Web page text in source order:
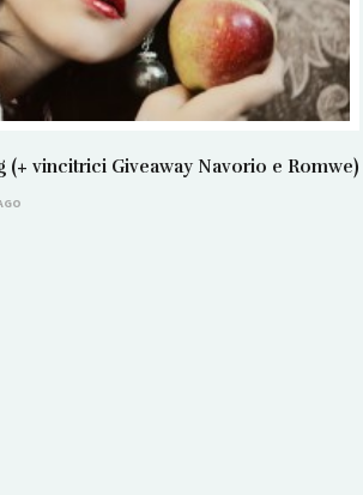
(+ vincitrici Giveaway Navorio e Romwe)